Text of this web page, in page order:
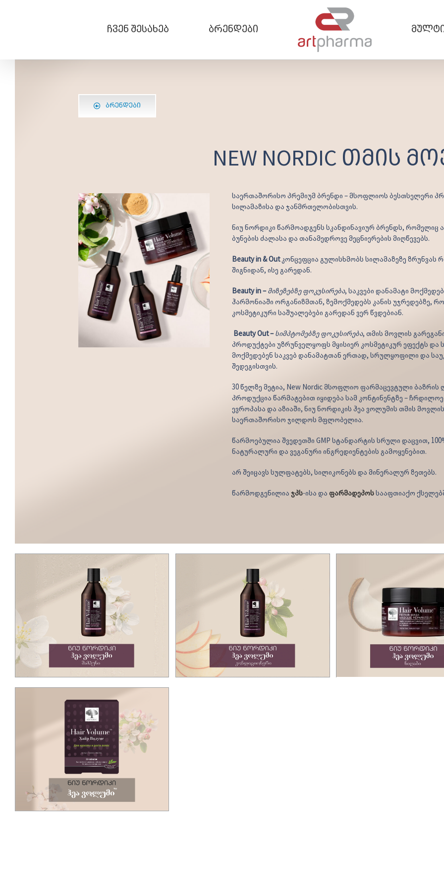
ჩვენ შესახებ ბრენდები
ᲑᲠᲔᲜᲓᲔᲑᲘ
NEW NORDIC თმის
საერთაშორისო პრემიუმ ბრენდი – მსოფლიოს ბესთსელერი
სილამაზისა და ჯანმრთელობისთვის.
ნიუ ნორდიკი წარმოადგენს სკანდინავიურ ბრენდს, რომელიც
ბუნების ძალასა და თანამედროვე მეცნიერების მიღწევებს.
Beauty in & Outკონცეფცია გულისხმობს სილამაზეზე ზრუნვას
შიგნიდან, ისე გარედან.
Beauty in –მიზეზებზე ფოკუსირება, საკვები დანამატი
ჰარმონიაში ორგანიზმთან, ზემოქმედებს კანის უჯრედებზე,
კოსმეტიკური საშუალებები გარედან ვერ წვდებიან.
Beauty Out –სიმპტომებზე ფოკუსირება, თმის მოვლის
პროდუქტები უზრუნველყოფს მყისიერ კოსმეტიკურ ეფექტს და
მოქმედებენ საკვებ დანამატთან ერთად, სრულყოფილი და
შედეგისთვის.
30 წელზე მეტია, New Nordic მსოფლიო ფარმაცევტული ბაზრის
პროდუქცია წარმატებით იყიდება სამ კონტინენტზე –
ევროპასა და აზიაში, ნიუ ნორდიკის ჰეა ვოლუმის თმის
საერთაშორისო ჯილდოს მფლობელია.
წარმოებულია შვედეთში GMP სტანდარტის სრული დაცვით,
ნატურალური და ვეგანური ინგრედიენტების გამოყენებით.
არ შეიცავს სულფატებს, სილიკონებს და მინერალურ ზეთებს.
წარმოდგენილია ჯპს-ისა და ფარმადეპოსსააფთიაქო